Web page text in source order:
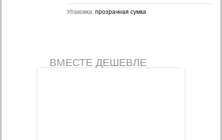
Упаковка: прозрачная сумка
ВМЕСТЕ ДЕШЕВЛЕ